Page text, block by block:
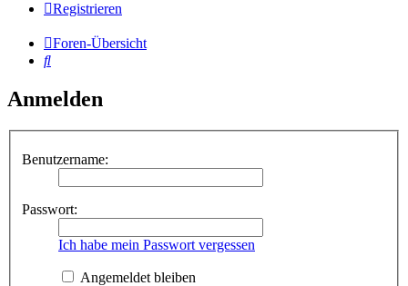
Registrieren
Foren-Übersicht
Suche
Anmelden
Benutzername:
Passwort:
Ich habe mein Passwort vergessen
Angemeldet bleiben